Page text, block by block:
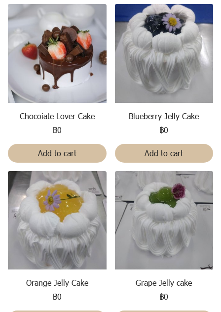
Chocoiate Lover Cake
฿0
Add to cart
Blueberry Jelly Cake
฿0
Add to cart
Orange Jelly Cake
฿0
Grape Jelly cake
฿0